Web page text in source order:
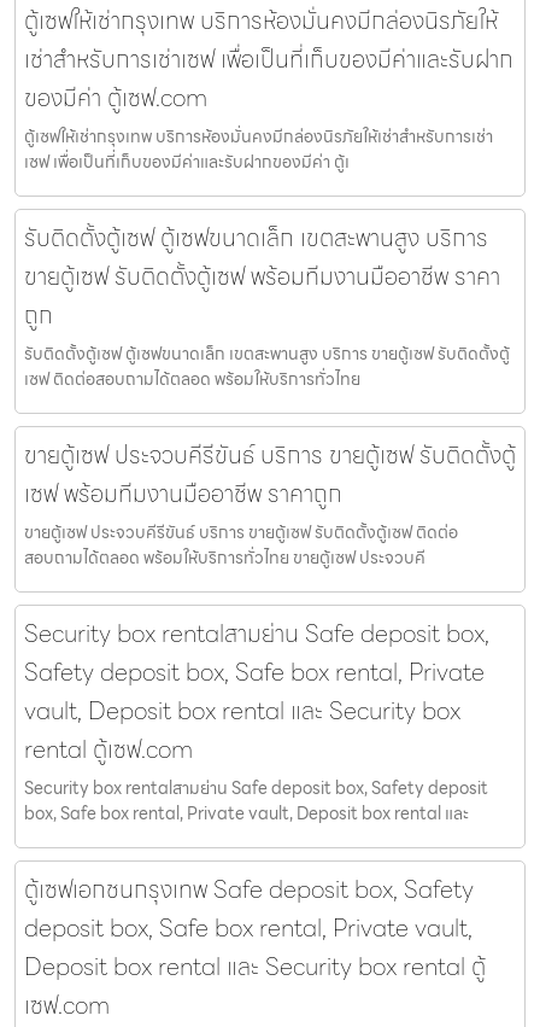
ตู้เซฟให้เช่ากรุงเทพ บริการห้องมั่นคงมีกล่องนิรภัยให้
เช่าสำหรับการเช่าเซฟ เพื่อเป็นที่เก็บของมีค่าและรับฝาก
ของมีค่า ตู้เซฟ.com
ตู้เซฟให้เช่ากรุงเทพ บริการห้องมั่นคงมีกล่องนิรภัยให้เช่าสำหรับการเช่า
เซฟ เพื่อเป็นที่เก็บของมีค่าและรับฝากของมีค่า ตู้เ
รับติดตั้งตู้เซฟ ตู้เซฟขนาดเล็ก เขตสะพานสูง บริการ
ขายตู้เซฟ รับติดตั้งตู้เซฟ พร้อมทีมงานมืออาชีพ ราคา
ถูก
รับติดตั้งตู้เซฟ ตู้เซฟขนาดเล็ก เขตสะพานสูง บริการ ขายตู้เซฟ รับติดตั้งตู้
เซฟ ติดต่อสอบถามได้ตลอด พร้อมให้บริการทั่วไทย
ขายตู้เซฟ ประจวบคีรีขันธ์ บริการ ขายตู้เซฟ รับติดตั้งตู้
เซฟ พร้อมทีมงานมืออาชีพ ราคาถูก
ขายตู้เซฟ ประจวบคีรีขันธ์ บริการ ขายตู้เซฟ รับติดตั้งตู้เซฟ ติดต่อ
สอบถามได้ตลอด พร้อมให้บริการทั่วไทย ขายตู้เซฟ ประจวบคี
Security box rentalสามย่าน Safe deposit box,
Safety deposit box, Safe box rental, Private
vault, Deposit box rental และ Security box
rental ตู้เซฟ.com
Security box rentalสามย่าน Safe deposit box, Safety deposit
box, Safe box rental, Private vault, Deposit box rental และ
ตู้เซฟเอกชนกรุงเทพ Safe deposit box, Safety
deposit box, Safe box rental, Private vault,
Deposit box rental และ Security box rental ตู้
เซฟ.com